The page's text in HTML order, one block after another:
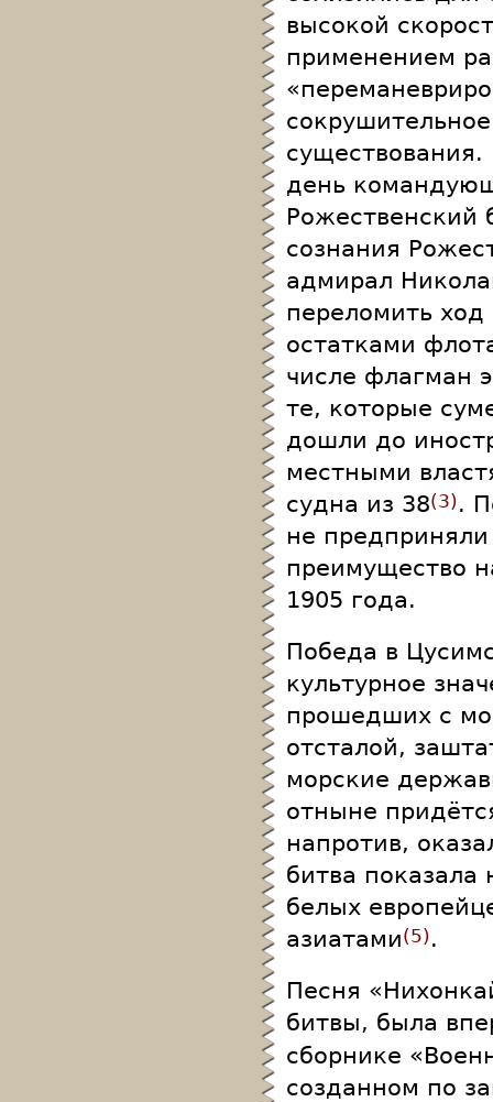
высокой
применением
день
Рожественский
сознания
адмирал
переломить
остатками
числе флагман
те, которые
дошли до
местными
судна из 38 3 .
не
преимущество
1905 года.
Победа в
культурное
прошедших с
отсталой,
морские
отныне
напротив,
битва показала
белых
азиатами 5 .
Песня
битвы, была
сборнике
созданном по